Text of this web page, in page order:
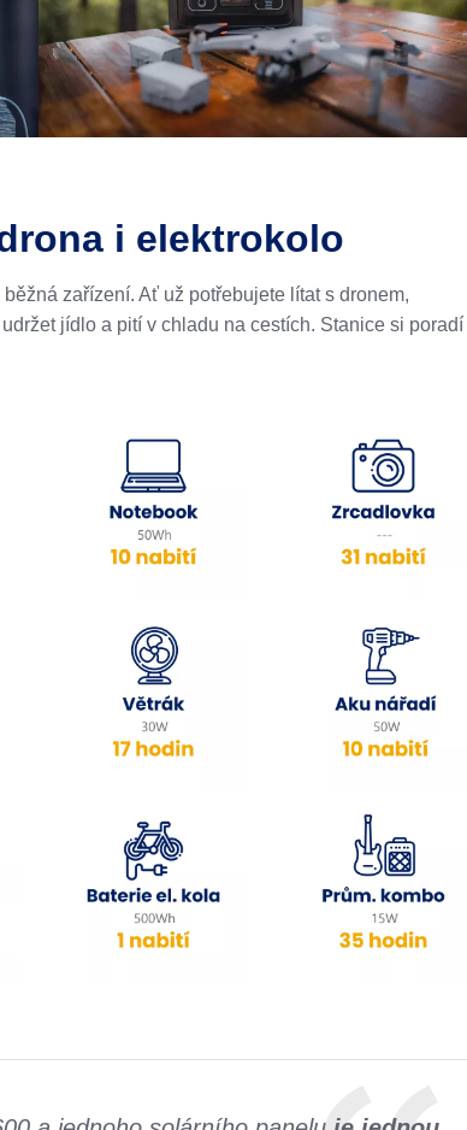
i elektrokolo
zařízení. Ať už potřebujete lítat s dronem,
jídlo a pití v chladu na cestích. Stanice si poradí